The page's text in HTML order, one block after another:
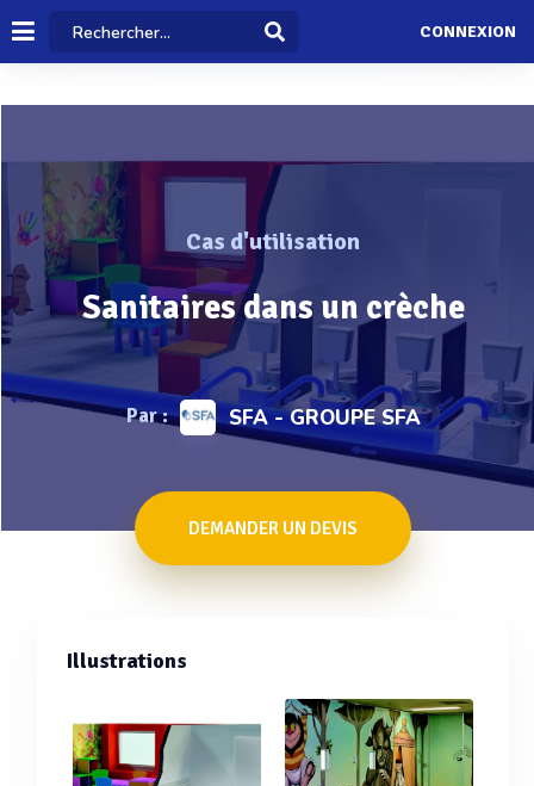
CONNEXION
Cas d'utilisation
Sanitaires dans un crèche
Par : SFA - GROUPE SFA
DEMANDER UN DEVIS
Illustrations